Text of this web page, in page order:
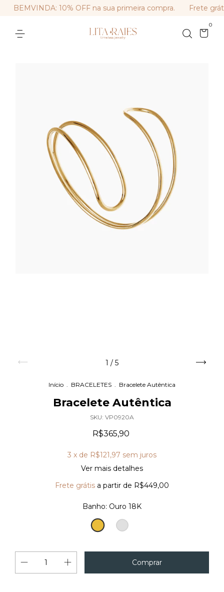
BEMVINDA: 10% OFF na sua primeira compra. Frete
0
1 / 5
Início . BRACELETES . Bracelete Autêntica
Bracelete Autêntica
SKU: VP0920A
R$365,90
3 x de R$121,97 sem juros
Ver mais detalhes
Frete grátis a partir de R$449,00
Banho: Ouro 18K
Ouro
18K
Prata